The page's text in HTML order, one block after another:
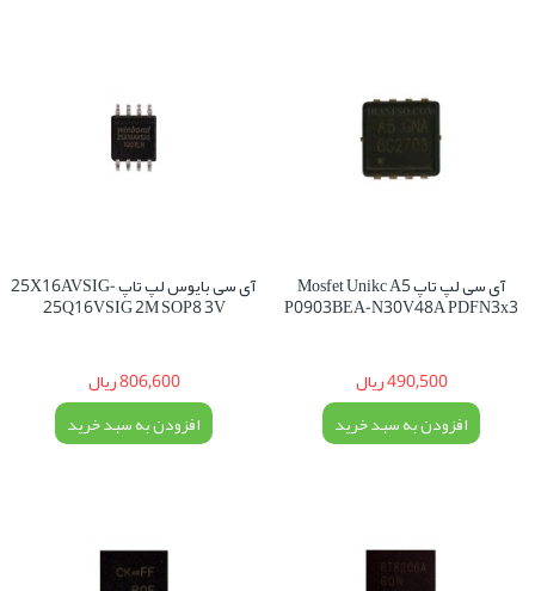
آی سی لپ تاپ Mosfet Unikc A5
P0903BEA-N30V48A PDFN3x3
490,500 ریال
افزودن به سبد خرید
آی سی بایوس لپ تاپ 25X16AVSIG-
25Q16VSIG 2M SOP8 3V
806,600 ریال
افزودن به سبد خرید